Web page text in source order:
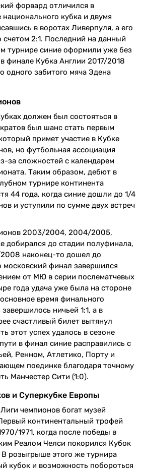
форвард отличился в
кубка и двумя
в воротах Ливерпуля, а его
счетом 2:1. Последний на данный
турнире синие оформили уже без
финале Кубка Англии 2017/2018
одного забитого мяча Эдена
должен был состояться в
был шанс стать первым
примет участие в Кубке
но футбольная ассоциация
за сложностей с календарем
Таким образом, дебют в
турнире континента
44 года, когда синие дошли до 1/4
и уступили по сумме двух встреч
2003/2004, 2004/2005,
добирался до стадии полуфинала,
наконец-то дошел до
финал завершился
от МЮ в серии послематчевых
года удача уже была на стороне
время финального
ничьей 1:1, а в
счастливый билет вытянул
этот успех удалось в сезоне
в финал синие расправились с
Ренном, Атлетико, Порту и
поединке благодаря точному
Манчестер Сити (1:0).
и Суперкубке Европы
чемпионов богат музей
континентальный трофей
1971, когда после победы в
Реалом Челси покорился Кубок
В розыгрыше этого же турнира
кубок и возможность побороться